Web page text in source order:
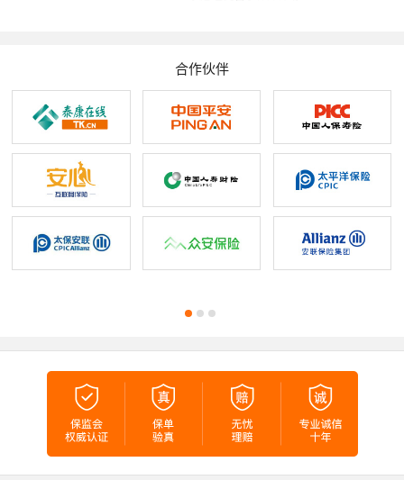
合作伙伴